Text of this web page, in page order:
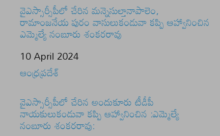
వైఎస్సార్సీపీలో చేరిన మన్నెసుల్తానాపాలెం,
రామాంజనేయ పురం వాసులుకండువా కప్పి ఆహ్వానించిన
ఎమ్మెల్యే నంబూరు శంకరరావు
Date
10 April 2024
In relation to
ఆంధ్రప్రదేశ్
వైఎస్సార్సీపీలో చేరిన అందుకూరు టీడీపీ
నాయకులుకండువా కప్పి ఆహ్వానించిన :ఎమ్మెల్యే
నంబూరు శంకరరావు: